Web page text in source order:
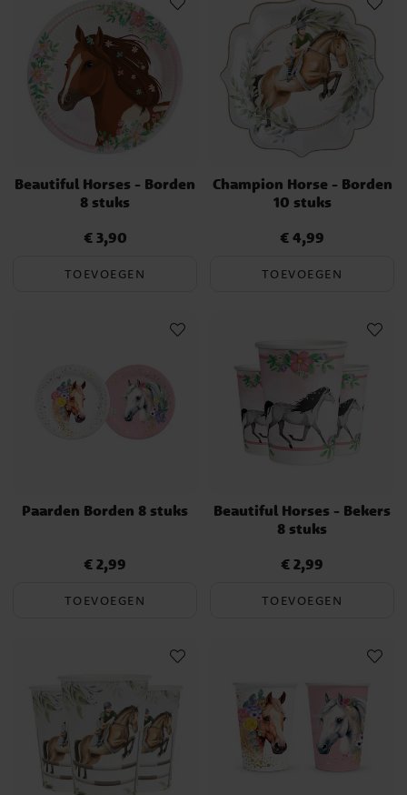
Beautiful Horses - Borden
8 stuks
Prijs :€ 3,90
€ 3,90
TOEVOEGEN
Champion Horse - Borden
10 stuks
Prijs :€ 4,99
€ 4,99
TOEVOEGEN
Paarden Borden 8 stuks
Prijs :€ 2,99
€ 2,99
TOEVOEGEN
Beautiful Horses - Bekers
8 stuks
Prijs :€ 2,99
€ 2,99
TOEVOEGEN